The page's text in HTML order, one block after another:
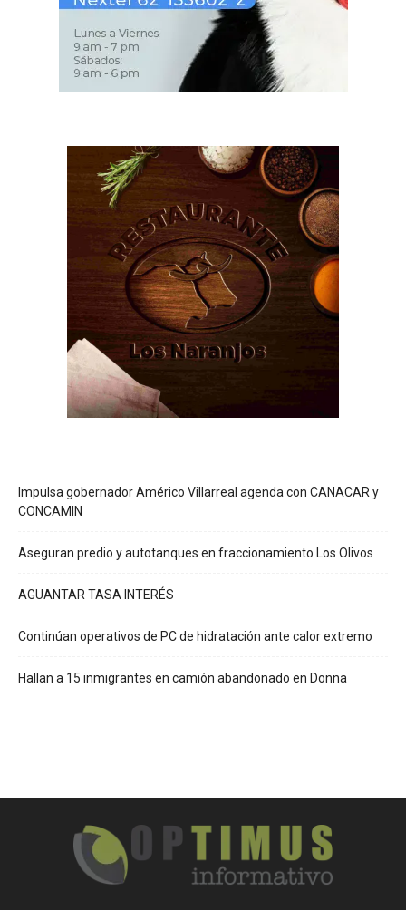
Impulsa gobernador Américo Villarreal agenda con CANACAR y
CONCAMIN
Aseguran predio y autotanques en fraccionamiento Los Olivos
AGUANTAR TASA INTERÉS
Continúan operativos de PC de hidratación ante calor extremo
Hallan a 15 inmigrantes en camión abandonado en Donna